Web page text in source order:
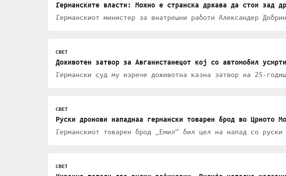
Германските власти: Можно е странска држава да стои зад
Германскиот министер за внатрешни работи Александер
СВЕТ
Доживотен затвор за Авганистанецот кој со автомобил
Германски суд му изрече доживотна казна затвор на 25-
СВЕТ
Руски дронови нападнаа германски товарен брод во Црното
Германскиот товарен брод „Емил“ бил цел на напад со руски
СВЕТ